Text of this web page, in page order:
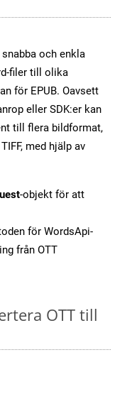
och enkla
filer till olika
för EPUB. Oavsett
eller SDK:er kan
till flera bildformat,
med hjälp av
-objekt för att
för WordsApi-
från OTT
OTT till